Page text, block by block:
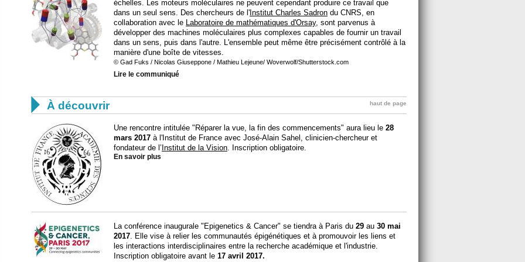
échelles. Les moteurs moléculaires ne peuvent cependant produire ce travail que
dans un seul sens. Des chercheurs de l' Institut Charles Sadron du CNRS, en
collaboration avec le Laboratoire de mathématiques d'Orsay, sont parvenus à
développer des machines moléculaires plus complexes capables de fournir un travail
dans un sens, puis dans l'autre. L'ensemble peut même être précisément contrôlé à la
manière d'une boîte de vitesses.
© Gad Fuks / Nicolas Giuseppone / Mathieu Lejeune/ Woverwolf/Shutterstock.com
Lire le communiqué
 À découvrir haut de page
Une rencontre intitulée "Réparer la vue, la fin des commencements" aura lieu le 28
mars 2017 à l'Institut de France avec José-Alain Sahel, clinicien-chercheur et
fondateur de l’Institut de la Vision . Inscription obligatoire.
En savoir plus
La conférence inaugurale "Epigenetics & Cancer" se tiendra à Paris du 29 au 30 mai
2017 . Elle vise à relier les communautés épigénétiques et à promouvoir les liens et
les interactions interdisciplinaires entre la recherche académique et l'industrie.
Inscription obligatoire avant le 17 avril 2017.